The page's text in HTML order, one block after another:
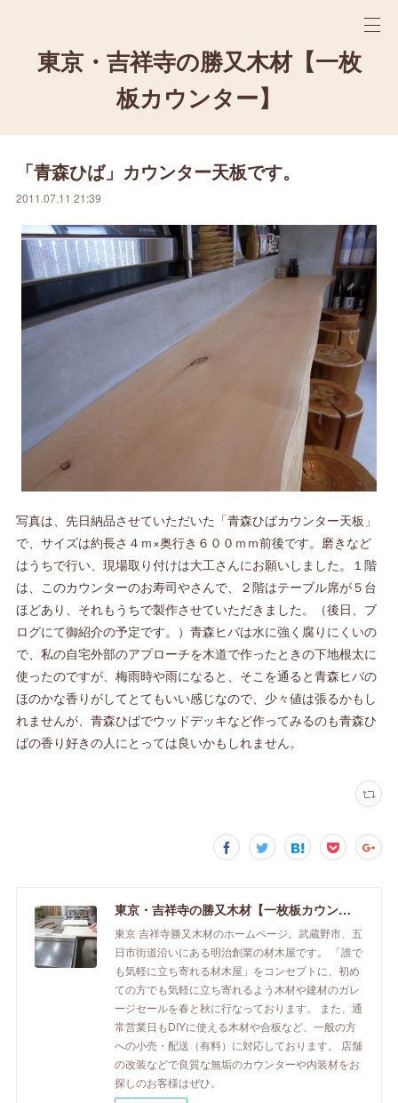
東京・吉祥寺の勝又木材【一枚
板カウンター】
「青森ひば」カウンター天板です。
2011.07.11 21:39
写真は、先日納品させていただいた「青森ひばカウンター天板」
で、サイズは約長さ４ｍ×奥行き６００ｍｍ前後です。磨きなど
はうちで行い、現場取り付けは大工さんにお願いしました。１階
は、このカウンターのお寿司やさんで、２階はテーブル席が５台
ほどあり、それもうちで製作させていただきました。（後日、ブ
ログにて御紹介の予定です。）青森ヒバは水に強く腐りにくいの
で、私の自宅外部のアプローチを木道で作ったときの下地根太に
使ったのですが、梅雨時や雨になると、そこを通ると青森ヒバの
ほのかな香りがしてとてもいい感じなので、少々値は張るかもし
れませんが、青森ひばでウッドデッキなど作ってみるのも青森ひ
ばの香り好きの人にとっては良いかもしれません。
東京・吉祥寺の勝又木材【一枚板カウンター】
東京 吉祥寺勝又木材のホームページ。武蔵野市、五
日市街道沿いにある明治創業の材木屋です。 「誰で
も気軽に立ち寄れる材木屋」をコンセプトに、初め
ての方でも気軽に立ち寄れるよう木材や建材のガレ
ージセールを春と秋に行なっております。 また、通
常営業日もDIYに使える木材や合板など、一般の方
への小売・配送（有料）に対応しております。 店舗
の改装などで良質な無垢のカウンターや内装材をお
探しのお客様はぜひ。